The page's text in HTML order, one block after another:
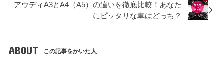
アウディA3とA4（A5）の違いを徹底比較！あなた
にピッタリな車はどっち？
ABOUT この記事をかいた人